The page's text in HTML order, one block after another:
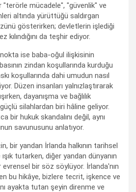
"terörle mücadele", "güvenlik" ve
altında yürüttüğü saldırgan
gösterirken; devletlerin işlediği
kılındığını da teşhir ediyor.
ise baba-oğul ilişkisinin
zindan koşullarında kurduğu
koşullarında dahi umudun nasıl
Düzen insanları yalnızlaştırarak
dayanışma ve bağlılık
silahlardan biri hâline geliyor.
bir hukuk skandalını değil, aynı
savunusunu anlatıyor.
bir yandan İrlanda halkının tarihsel
tutarken, diğer yandan dünyanın
bir söz söylüyor. İrlanda'nın
bu hikâye, bizlere tecrit, işkence ve
ayakta tutan şeyin direnme ve